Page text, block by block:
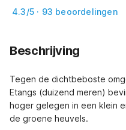
4.3/5 · 93 beoordelingen
Beschrijving
Tegen de dichtbeboste
Etangs (duizend meren)
hoger gelegen in een klein
de groene heuvels.